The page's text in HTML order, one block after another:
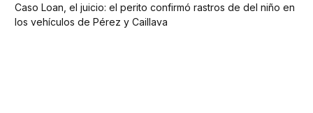
Caso Loan, el juicio: el perito confirmó rastros de del niño en
los vehículos de Pérez y Caillava